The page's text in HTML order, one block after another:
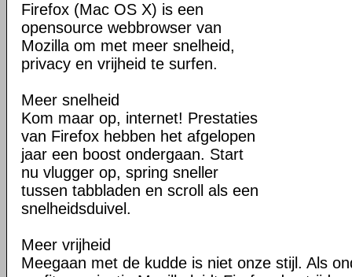
Firefox (Mac OS X) is een
opensource webbrowser van
Mozilla om met meer snelheid,
privacy en vrijheid te surfen.
Meer snelheid
Kom maar op, internet! Prestaties
van Firefox hebben het afgelopen
jaar een boost ondergaan. Start
nu vlugger op, spring sneller
tussen tabbladen en scroll als een
snelheidsduivel.
Meer vrijheid
Meegaan met de kudde is niet onze stijl. Als